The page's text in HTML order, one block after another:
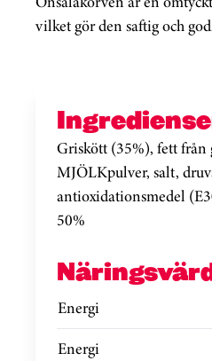
vilket gör den saftig och
Griskött (35%), fett
MJÖLKpulver, salt,
antioxidationsmedel
50%
Energi
Energi